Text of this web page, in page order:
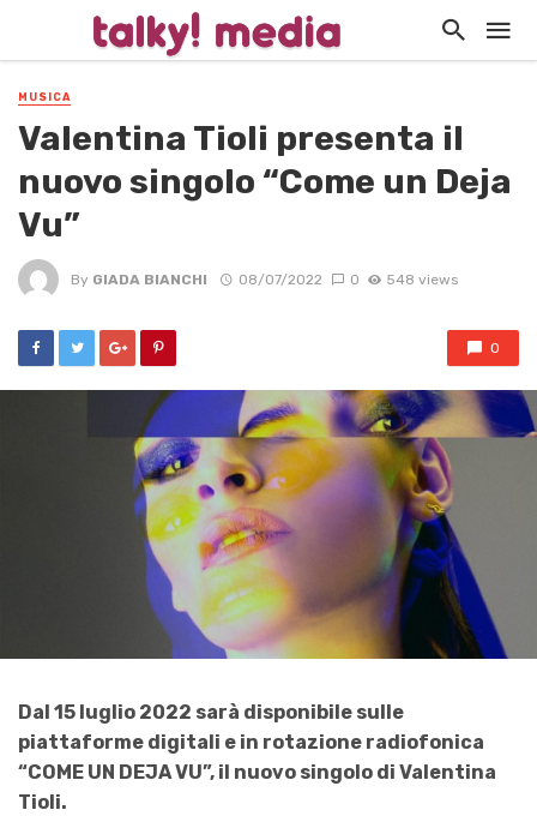
MUSICA
Valentina Tioli presenta il
nuovo singolo “Come un Deja
Vu”
By GIADA BIANCHI 08/07/2022 0 548 views
0
Dal 15 luglio 2022 sarà disponibile sulle
piattaforme digitali e in rotazione radiofonica
“COME UN DEJA VU”, il nuovo singolo di Valentina
Tioli.